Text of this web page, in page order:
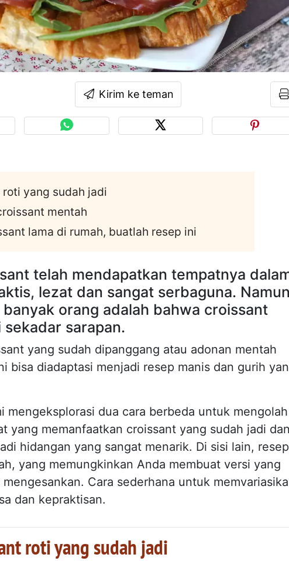
Kirim ke teman
roti yang sudah jadi
mentah
lama di rumah, buatlah resep ini
telah mendapatkan tempatnya
lezat dan sangat serbaguna.
orang adalah bahwa croissant
sarapan.
yang sudah dipanggang atau adonan mentah
bisa diadaptasi menjadi resep manis dan gurih
mengeksplorasi dua cara berbeda untuk mengolah
yang memanfaatkan croissant yang sudah jadi
hidangan yang sangat menarik. Di sisi lain, resep
yang memungkinkan Anda membuat versi yang
Cara sederhana untuk
dan kepraktisan.
roti yang sudah jadi